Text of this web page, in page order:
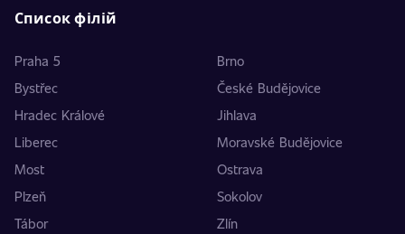
Список філій
Praha 5
Brno
Bystřec
České Budějovice
Hradec Králové
Jihlava
Liberec
Moravské Budějovice
Most
Ostrava
Plzeň
Sokolov
Tábor
Zlín